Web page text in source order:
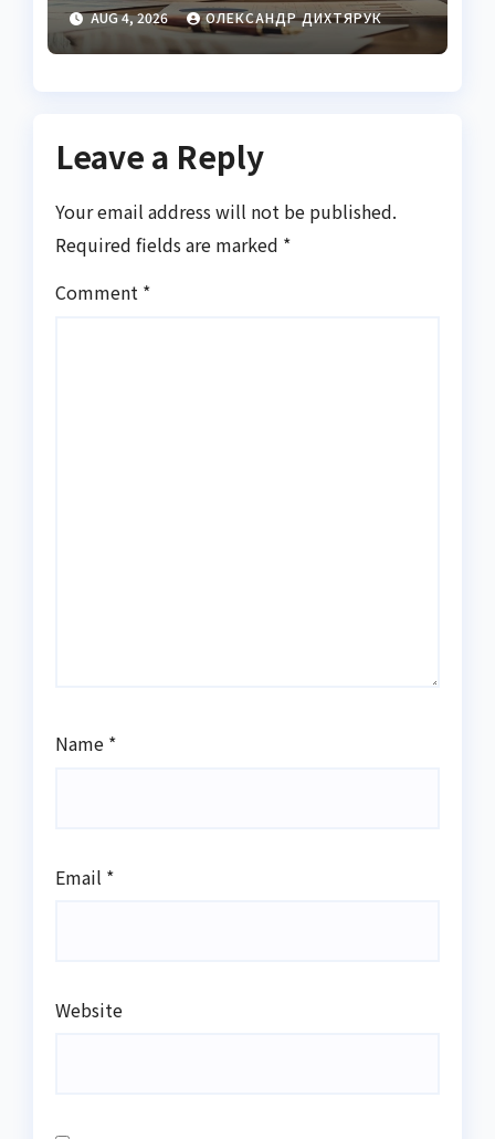
посередника
AUG 4, 2026 ОЛЕКСАНДР ДИХТЯРУК
Leave a Reply
Your email address will not be published.
Required fields are marked *
Comment *
Name *
Email *
Website